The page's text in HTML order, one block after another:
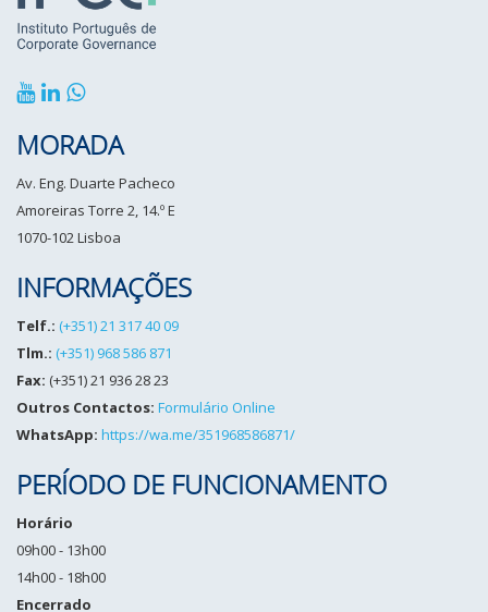
MORADA
Av. Eng. Duarte Pacheco
Amoreiras Torre 2, 14.º E
1070-102 Lisboa
INFORMAÇÕES
Telf.: (+351) 21 317 40 09
Tlm.: (+351) 968 586 871
Fax: (+351) 21 936 28 23
Outros Contactos: Formulário Online
WhatsApp: https://wa.me/351968586871/
PERÍODO DE FUNCIONAMENTO
Horário
09h00 - 13h00
14h00 - 18h00
Encerrado